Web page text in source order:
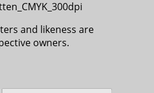
and likeness are
owners.